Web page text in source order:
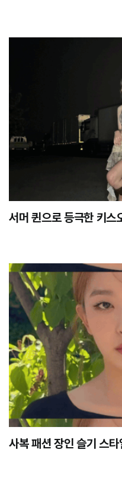
서머 퀸으로 등극한 키스
사복 패션 장인 슬기 스타